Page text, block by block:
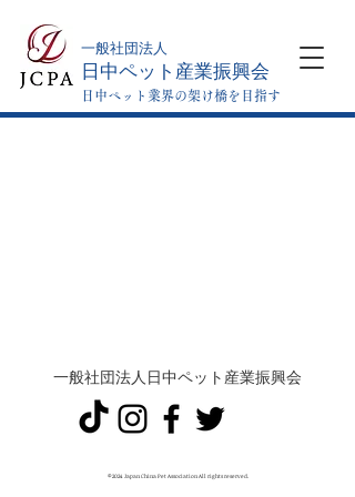
​一般社団法人
日中ペット産業振興会
日中ペット業界の架け橋を目指す
一般社団法人日中ペット産業振興会
©2024 Japan China Pet Association All rights reserved.